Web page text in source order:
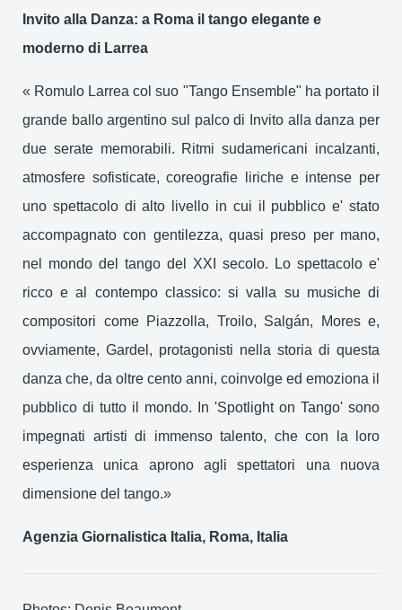
Invito alla Danza: a Roma il tango elegante e
moderno di Larrea
« Romulo Larrea col suo "Tango Ensemble" ha portato il
grande ballo argentino sul palco di Invito alla danza per
due serate memorabili. Ritmi sudamericani incalzanti,
atmosfere sofisticate, coreografie liriche e intense per
uno spettacolo di alto livello in cui il pubblico e' stato
accompagnato con gentilezza, quasi preso per mano,
nel mondo del tango del XXI secolo. Lo spettacolo e'
ricco e al contempo classico: si valla su musiche di
compositori come Piazzolla, Troilo, Salgán, Mores e,
ovviamente, Gardel, protagonisti nella storia di questa
danza che, da oltre cento anni, coinvolge ed emoziona il
pubblico di tutto il mondo. In 'Spotlight on Tango' sono
impegnati artisti di immenso talento, che con la loro
esperienza unica aprono agli spettatori una nuova
dimensione del tango.»
Agenzia Giornalistica Italia, Roma, Italia